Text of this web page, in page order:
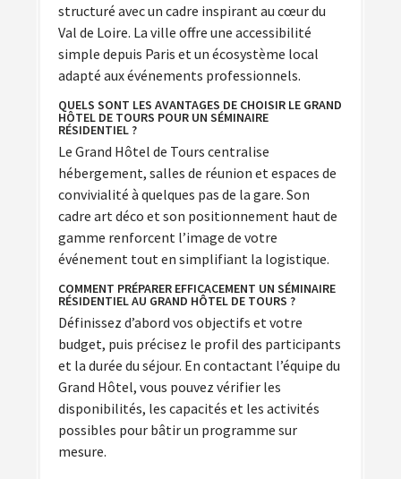
structuré avec un cadre inspirant au cœur du
Val de Loire. La ville offre une accessibilité
simple depuis Paris et un écosystème local
adapté aux événements professionnels.
QUELS SONT LES AVANTAGES DE CHOISIR LE GRAND
HÔTEL DE TOURS POUR UN SÉMINAIRE
RÉSIDENTIEL ?
Le Grand Hôtel de Tours centralise
hébergement, salles de réunion et espaces de
convivialité à quelques pas de la gare. Son
cadre art déco et son positionnement haut de
gamme renforcent l’image de votre
événement tout en simplifiant la logistique.
COMMENT PRÉPARER EFFICACEMENT UN SÉMINAIRE
RÉSIDENTIEL AU GRAND HÔTEL DE TOURS ?
Définissez d’abord vos objectifs et votre
budget, puis précisez le profil des participants
et la durée du séjour. En contactant l’équipe du
Grand Hôtel, vous pouvez vérifier les
disponibilités, les capacités et les activités
possibles pour bâtir un programme sur
mesure.